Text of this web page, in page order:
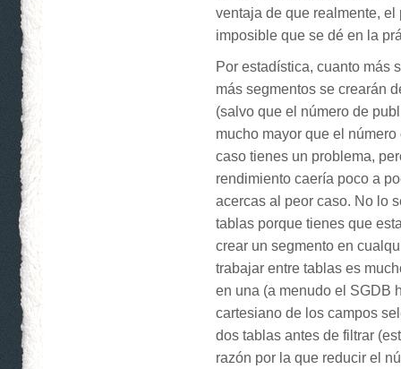
ventaja de que realmente, el
imposible que se dé en la
Por estadística, cuanto más
más segmentos se crearán
(salvo que el número de
mucho mayor que el
caso tienes un problema,
rendimiento caería poco a
acercas al peor caso. No lo
tablas porque tienes que
crear un segmento en
trabajar entre tablas es
en una (a menudo el SGDB
cartesiano de los campos
dos tablas antes de filtrar
razón por la que reducir el